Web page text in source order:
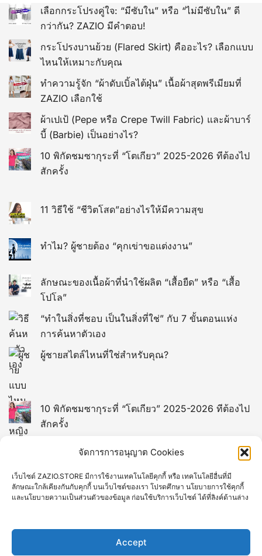
จัดการการอนุญาต Cookies
เว็บไซต์ ZAZIO.STORE มีการใช้งานเทคโนโลยีคุกกี้ หรือ เทคโนโลยีอื่นที่มี
ลักษณะใกล้เคียงกันกับคุกกี้ บนเว็บไซต์ของเรา โปรดศึกษา นโยบายการใช้คุกกี้
และนโยบายความเป็นส่วนตัวของข้อมูล ก่อนใช้บริการเว็บไซต์ ได้ที่ลิงค์ด้านล่าง
Accept
เลือกกระโปรงคู่ใจ: “มีซับใน” หรือ “ไม่มีซับใน” ดี
กว่ากัน? ZAZIO มีคำตอบ!
กระโปรงบานย้วย (Flared Skirt) คืออะไร? เลือกแบบ
ไหนให้เหมาะกับคุณ
ทำความรู้จัก “ผ้าดับเบิ้ลไต้ฝุ่น” เนื้อผ้าสุดพรีเมียมที่
ZAZIO เลือกใช้
ผ้าเปเป้ (Pepe หรือ Crepe Twill Fabric) และผ้าบาร์
บี้ (Barbie) เป็นอย่างไร?
10 พิกัดชมซากุระที่ “โตเกียว” 2025-2026 ทีต้องไป
สักครั้ง
11 วิธีใช้ “ชีวิตโสด”อย่างไรให้มีความสุข
ทำไม? ผู้ชายต้อง “คุกเข่าขอแต่งงาน”
ลักษณะของเนื้อผ้าที่นำใช้ผลิต “เสื้อยืด” หรือ “เสื้อ
โปโล”
“ทำในสิ่งที่ชอบ เป็นในสิ่งที่ใช่” กับ 7 ขั้นตอนแห่ง
การค้นหาตัวเอง
ผู้ชายสไตล์ไหนที่ใช่สำหรับคุณ?
10 พิกัดชมซากุระที่ “โตเกียว” 2025-2026 ทีต้องไป
สักครั้ง
12 พิกัดที่เที่ยวยอดฮิตของมาเก๊า